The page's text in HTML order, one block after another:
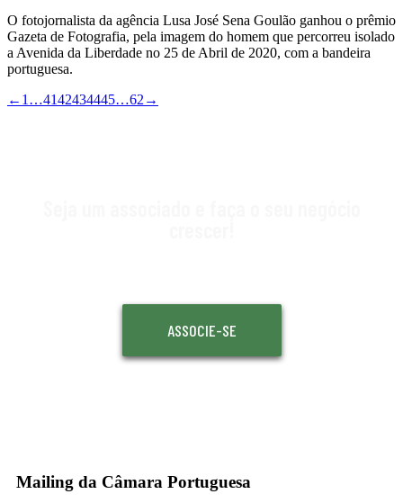
O fotojornalista da agência Lusa José Sena Goulão ganhou o prêmio
Gazeta de Fotografia, pela imagem do homem que percorreu isolado
a Avenida da Liberdade no 25 de Abril de 2020, com a bandeira
portuguesa.
← 1 …4142434445…62 →
ASSOCIE-SE
Mailing da Câmara Portuguesa